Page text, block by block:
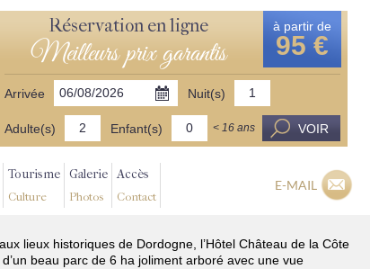
Réservation en ligne
Meilleurs prix garantis
à partir de
95 €
Arrivée Nuit(s)
Adulte(s) Enfant(s) < 16 ans VOIR
Tourisme
Culture
Galerie
Photos
Accès
Contact
E-MAIL
lieux historiques de Dordogne, l’Hôtel Château de la Côte
beau parc de 6 ha joliment arboré avec une vue